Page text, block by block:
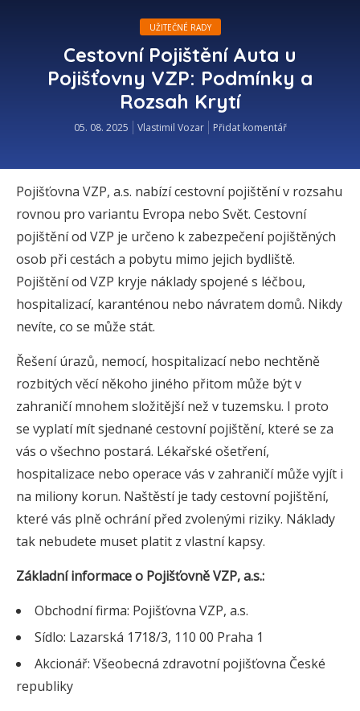
UŽITEČNÉ RADY
Cestovní Pojištění Auta u
Pojišťovny VZP: Podmínky a
Rozsah Krytí
05. 08. 2025 Vlastimil Vozar Přidat komentář
Pojišťovna VZP, a.s. nabízí cestovní pojištění v rozsahu
rovnou pro variantu Evropa nebo Svět. Cestovní
pojištění od VZP je určeno k zabezpečení pojištěných
osob při cestách a pobytu mimo jejich bydliště.
Pojištění od VZP kryje náklady spojené s léčbou,
hospitalizací, karanténou nebo návratem domů. Nikdy
nevíte, co se může stát.
Řešení úrazů, nemocí, hospitalizací nebo nechtěně
rozbitých věcí někoho jiného přitom může být v
zahraničí mnohem složitější než v tuzemsku. I proto
se vyplatí mít sjednané cestovní pojištění, které se za
vás o všechno postará. Lékařské ošetření,
hospitalizace nebo operace vás v zahraničí může vyjít i
na miliony korun. Naštěstí je tady cestovní pojištění,
které vás plně ochrání před zvolenými riziky. Náklady
tak nebudete muset platit z vlastní kapsy.
Základní informace o Pojišťovně VZP, a.s.:
Obchodní firma: Pojišťovna VZP, a.s.
Sídlo: Lazarská 1718/3, 110 00 Praha 1
Akcionář: Všeobecná zdravotní pojišťovna České
republiky